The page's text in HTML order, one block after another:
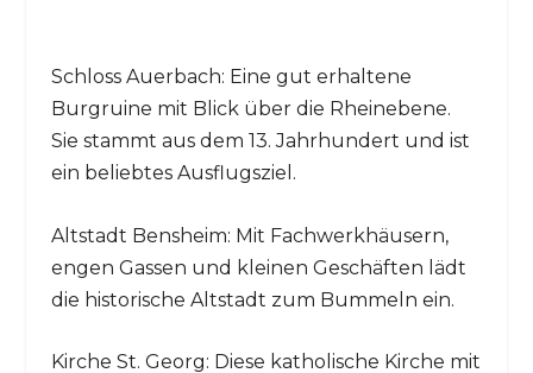
Schloss Auerbach: Eine gut erhaltene
Burgruine mit Blick über die Rheinebene.
Sie stammt aus dem 13. Jahrhundert und ist
ein beliebtes Ausflugsziel.
Altstadt Bensheim: Mit Fachwerkhäusern,
engen Gassen und kleinen Geschäften lädt
die historische Altstadt zum Bummeln ein.
Kirche St. Georg: Diese katholische Kirche mit